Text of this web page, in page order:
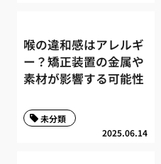
喉の違和感はアレルギ
ー？矯正装置の金属や
素材が影響する可能性
2025.06.14
未分類